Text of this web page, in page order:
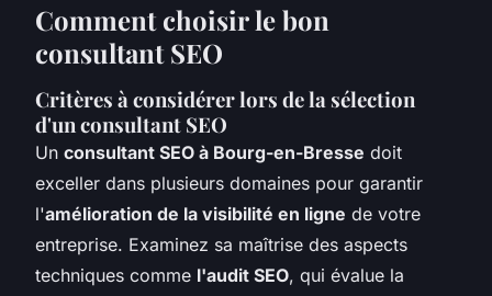
Comment choisir le bon
consultant SEO
Critères à considérer lors de la sélection
d'un consultant SEO
Un consultant SEO à Bourg-en-Bresse doit
exceller dans plusieurs domaines pour garantir
l'amélioration de la visibilité en ligne de votre
entreprise. Examinez sa maîtrise des aspects
techniques comme l'audit SEO, qui évalue la